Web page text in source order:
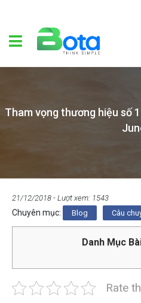
Tham vọng thương hiệu số
21/12/2018 - Lượt xem: 1543
Chuyên mục: Blog Câu
Danh Mục
Rate